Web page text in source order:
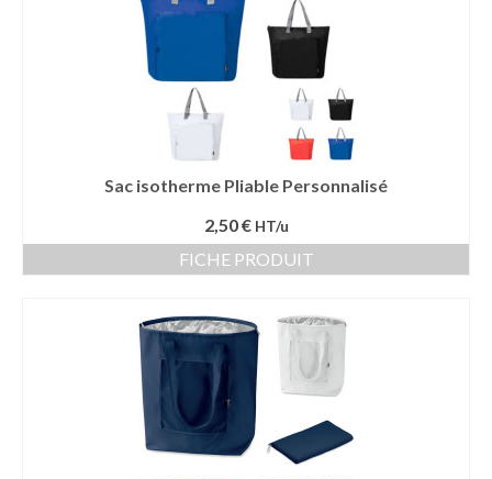
Sac isotherme Pliable Personnalisé
2,50 € HT/u
FICHE PRODUIT